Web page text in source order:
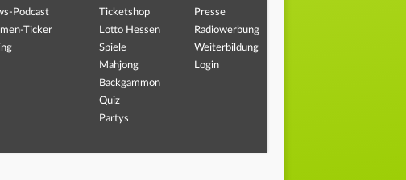
Podcast
Ticker
Ticketshop
Lotto Hessen
Spiele
Mahjong
Backgammon
Quiz
Partys
Presse
Radiowerbung
Weiterbildung
Login